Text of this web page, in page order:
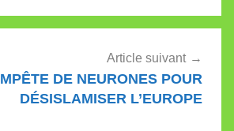
Article suivant
DE NEURONES POUR
DÉSISLAMISER L’EUROPE